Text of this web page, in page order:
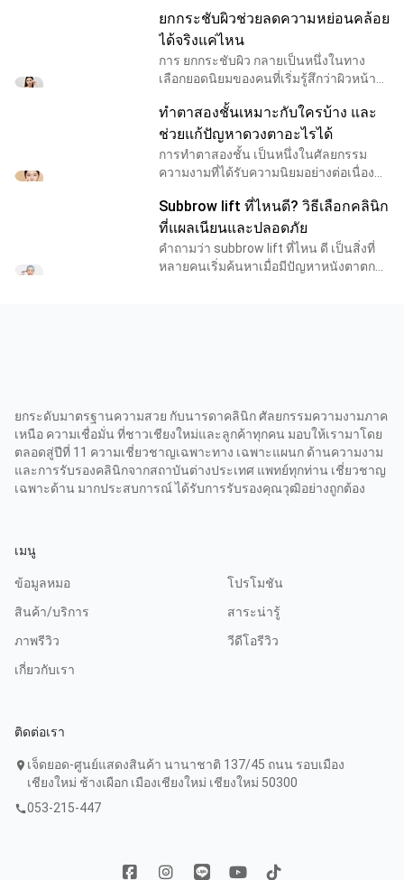
ยกกระชับผิวช่วยลดความหย่อนคล้อย
ได้จริงแค่ไหน
การ ยกกระชับผิว กลายเป็นหนึ่งในทาง
เลือกยอดนิยมของคนที่เริ่มรู้สึกว่าผิวหน้า
หย่อนคล้อย แก้มตก หรือกรอบหน้าไม่ชัด
เหมือนในอดี
ทำตาสองชั้นเหมาะกับใครบ้าง และ
ช่วยแก้ปัญหาดวงตาอะไรได้
การทำตาสองชั้น เป็นหนึ่งในศัลยกรรม
ความงามที่ได้รับความนิยมอย่างต่อเนื่อง
สดใส มีมิติ และเสริมความมั่นใจให้กับ
หลายคน อย่างไรก็
Subbrow lift ที่ไหนดี? วิธีเลือกคลินิก
ที่แผลเนียนและปลอดภัย
คำถามว่า subbrow lift ที่ไหน ดี เป็นสิ่งที่
หลายคนเริ่มค้นหาเมื่อมีปัญหาหนังตาตก
ยกระดับมาตรฐานความสวย กับนารดาคลินิก ศัลยกรรมความงามภาค
เหนือ ความเชื่อมั่น ที่ชาวเชียงใหม่และลูกค้าทุกคน มอบให้เรามาโดย
ตลอดสู่ปีที่ 11 ความเชี่ยวชาญเฉพาะทาง เฉพาะแผนก ด้านความงาม
และการรับรองคลินิกจากสถาบันต่างประเทศ แพทย์ทุกท่าน เชี่ยวชาญ
เฉพาะด้าน มากประสบการณ์ ได้รับการรับรองคุณวุฒิอย่างถูกต้อง
เมนู
ข้อมูลหมอ
โปรโมชัน
สินค้า/บริการ
สาระน่ารู้
ภาพรีวิว
วีดีโอรีวิว
เกี่ยวกับเรา
ติดต่อเรา
location_on เจ็ดยอด-ศูนย์แสดงสินค้า นานาชาติ 137/45 ถนน รอบเมือง
เชียงใหม่ ช้างเผือก เมืองเชียงใหม่ เชียงใหม่ 50300
call053-215-447